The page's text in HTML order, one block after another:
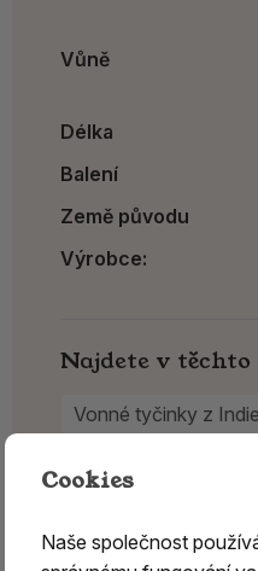
Vůně
Délka
Balení
Země původu
Výrobce:
Najdete v
Vonné tyčinky z Indie
Cookies
Naše společnost